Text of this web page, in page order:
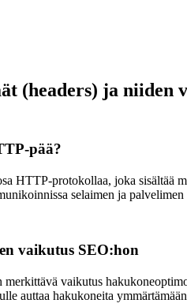
(headers) ja niiden
pää?
HTTP-protokollaa, joka sisältää
selaimen ja
vaikutus SEO:hon
vaikutus
auttaa hakukoneita